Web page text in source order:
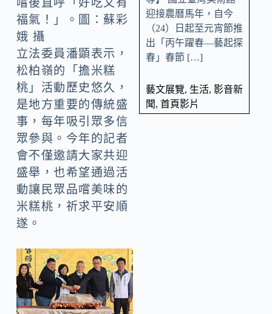
嚐後直呼「好吃又有
福氣！」。圖：蘇彩
娥 攝
立法委員潘顕表示，
松柏嶺的「擔米糕
桃」活動歷史悠久，
是地方重要的傳統盛
事，每年吸引眾多信
眾參與。今年的記者
會不僅邀請大家共迎
盛舉，也希望通過活
動讓民眾品嚐美味的
米糕桃，祈求平安順
遂。
迎接農曆馬年，自今
（24）日起至元宵節推
出「丙午躍春—藝起探
春」春節 […]
藝文展覽, 生活, 影音新
聞, 首頁影片